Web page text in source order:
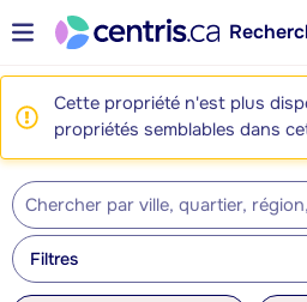
Cette propriété n'est plus
propriétés semblables dans
Filtres